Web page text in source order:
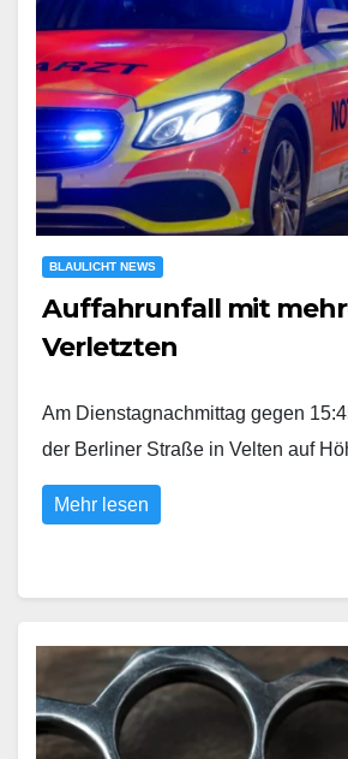
BLAULICHT NEWS
Auffahrunfall mit
Verletzten
Am Dienstagnachmittag gegen
der Berliner Straße in Velten auf
Mehr lesen